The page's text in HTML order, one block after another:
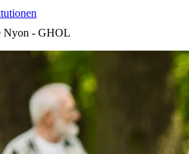
Nyon - GHOL